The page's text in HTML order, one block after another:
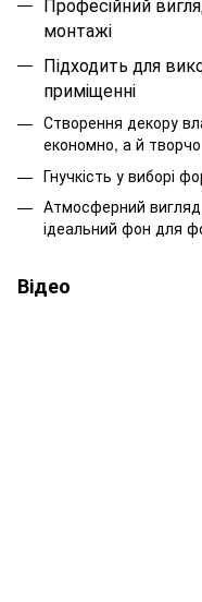
Професійний
монтажі
Підходить для
приміщенні
Створення декору
економно, а й творчо
Гнучкість у виборі
Атмосферний
ідеальний фон для
Відео